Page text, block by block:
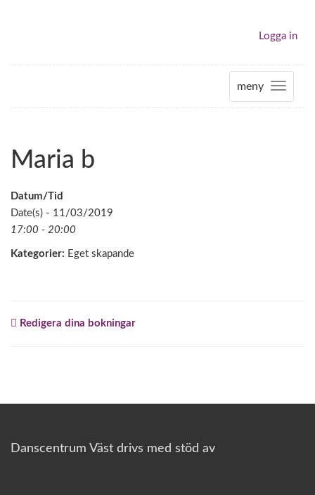
Logga in
meny
T
o
Maria b
Datum/Tid
Date(s) - 11/03/2019
17:00 - 20:00
Kategorier: Eget skapande
Redigera dina bokningar
Danscentrum Väst drivs med stöd av